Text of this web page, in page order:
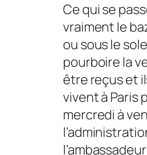
Ce qui se
vraiment le
ou sous le
pourboire la
être reçus et
vivent à Paris
mercredi à